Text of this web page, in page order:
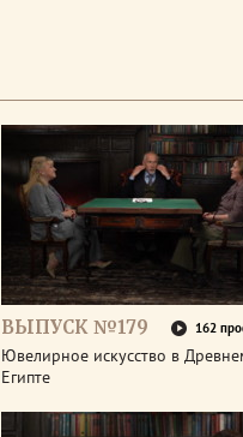
ВЫПУСК №179 162
Ювелирное искусство в
Египте